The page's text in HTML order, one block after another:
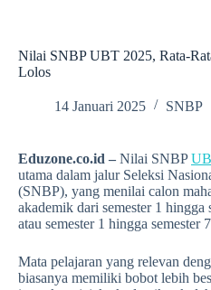
Nilai SNBP UBT 2025, Rata-
Lolos
14 Januari 2025 SNBP
Eduzone.co.id – Nilai SNBP
utama dalam jalur Seleksi
(SNBP), yang menilai calon
akademik dari semester 1
atau semester 1 hingga semester
Mata pelajaran yang relevan
biasanya memiliki bobot lebih